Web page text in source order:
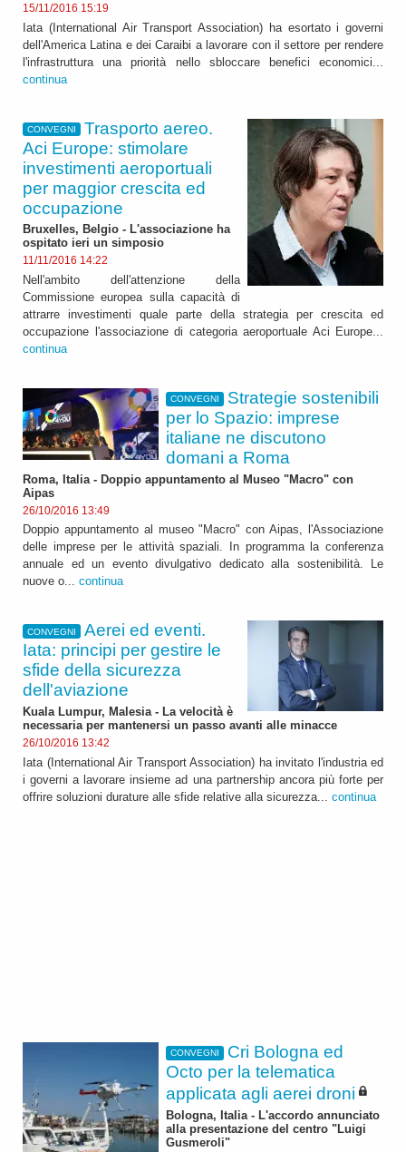
15/11/2016 15:19
Iata (International Air Transport Association) ha esortato i governi
dell'America Latina e dei Caraibi a lavorare con il settore per rendere
l'infrastruttura una priorità nello sbloccare benefici economici...
continua
CONVEGNI
Trasporto aereo.
Aci Europe: stimolare
investimenti aeroportuali
per maggior crescita ed
occupazione
Bruxelles, Belgio - L'associazione ha
ospitato ieri un simposio
11/11/2016 14:22
Nell'ambito dell'attenzione della
Commissione europea sulla capacità di
attrarre investimenti quale parte della strategia per crescita ed
occupazione l'associazione di categoria aeroportuale Aci Europe...
continua
CONVEGNI
Strategie sostenibili
per lo Spazio: imprese
italiane ne discutono
domani a Roma
Roma, Italia - Doppio appuntamento al Museo "Macro" con
Aipas
26/10/2016 13:49
Doppio appuntamento al museo "Macro" con Aipas, l'Associazione
delle imprese per le attività spaziali. In programma la conferenza
annuale ed un evento divulgativo dedicato alla sostenibilità. Le
nuove o... continua
CONVEGNI
Aerei ed eventi.
Iata: principi per gestire le
sfide della sicurezza
dell'aviazione
Kuala Lumpur, Malesia - La velocità è
necessaria per mantenersi un passo avanti alle minacce
26/10/2016 13:42
Iata (International Air Transport Association) ha invitato l'industria ed
i governi a lavorare insieme ad una partnership ancora più forte per
offrire soluzioni durature alle sfide relative alla sicurezza... continua
CONVEGNI
Cri Bologna ed
Octo per la telematica
applicata agli aerei droni
Bologna, Italia - L'accordo annunciato
alla presentazione del centro "Luigi
Gusmeroli"